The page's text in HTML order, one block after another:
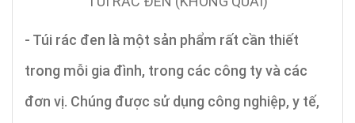
- Túi rác đen là một sản phẩm rất cần thiết
trong mỗi gia đình, trong các công ty và các
đơn vị. Chúng được sử dụng công nghiệp, y tế,